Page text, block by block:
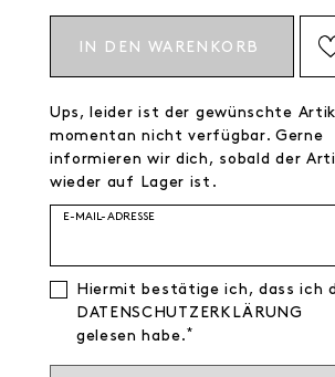
IN DEN WARENKORB
Ups, leider ist der gewünschte
momentan nicht verfügbar. Gerne
informieren wir dich, sobald der
wieder auf Lager ist.
E-MAIL-ADRESSE
Hiermit bestätige ich, dass ich
DATEN­SCHUTZ­ERKLÄRUNG
gelesen habe. *